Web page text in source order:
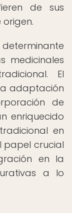
de sus
medicinales
El
adaptación
de
enriquecido
en
papel crucial
en la
a lo